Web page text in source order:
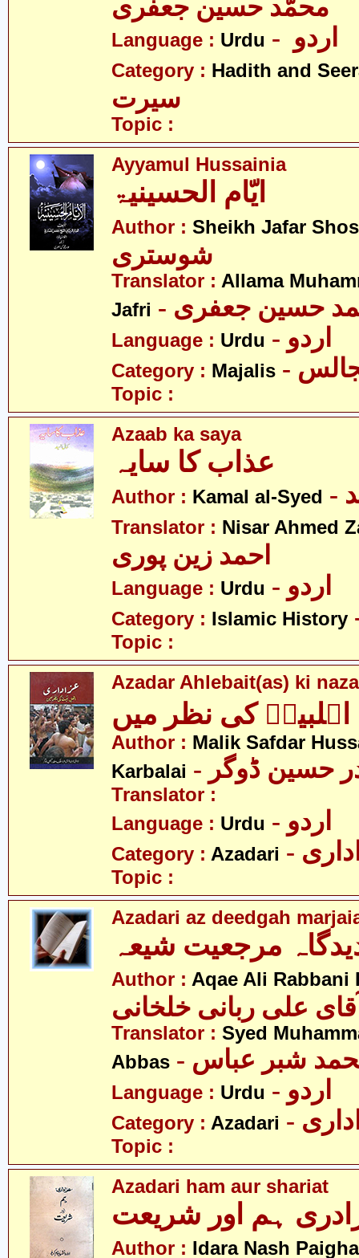
محمّد حسین جعفری
Language : Urdu
Category : Hadith and
سیرت
Topic :
Ayyamul Hussainia
ایّام الحسینیۃ
Author : Sheikh Jafar
شوستری
Translator : Allama
Jafri
حسین جعفری
Language : Urdu - اردو
Category : Majalis
Topic :
Azaab ka saya
عذاب کا سایہ
Author : Kamal al-Syed
Translator : Nisar Ahmed
احمد زین پوری
Language : Urdu - اردو
Category : Islamic History
Topic :
Azadar Ahlebait(as) ki
اہلبیتؑ کی نظر میں
Author : Malik Safdar
Karbalai
حسین ڈوگر
Translator :
Language : Urdu - اردو
Category : Azadari
Topic :
Azadari az deedgah
مرجعیت شیعہ
Author : Aqae Ali Rabbani
علی ربانی خلخانی
Translator : Syed
Abbas
شبر عباس
Language : Urdu - اردو
Category : Azadari
Topic :
Azadari ham aur shariat
ہم اور شریعت
Author : Idara Nash